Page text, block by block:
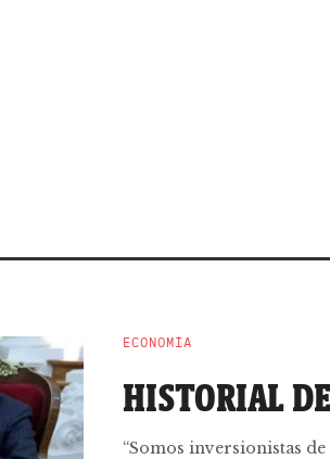
ECONOMÍA
HISTORIAL
“Somos inversionistas